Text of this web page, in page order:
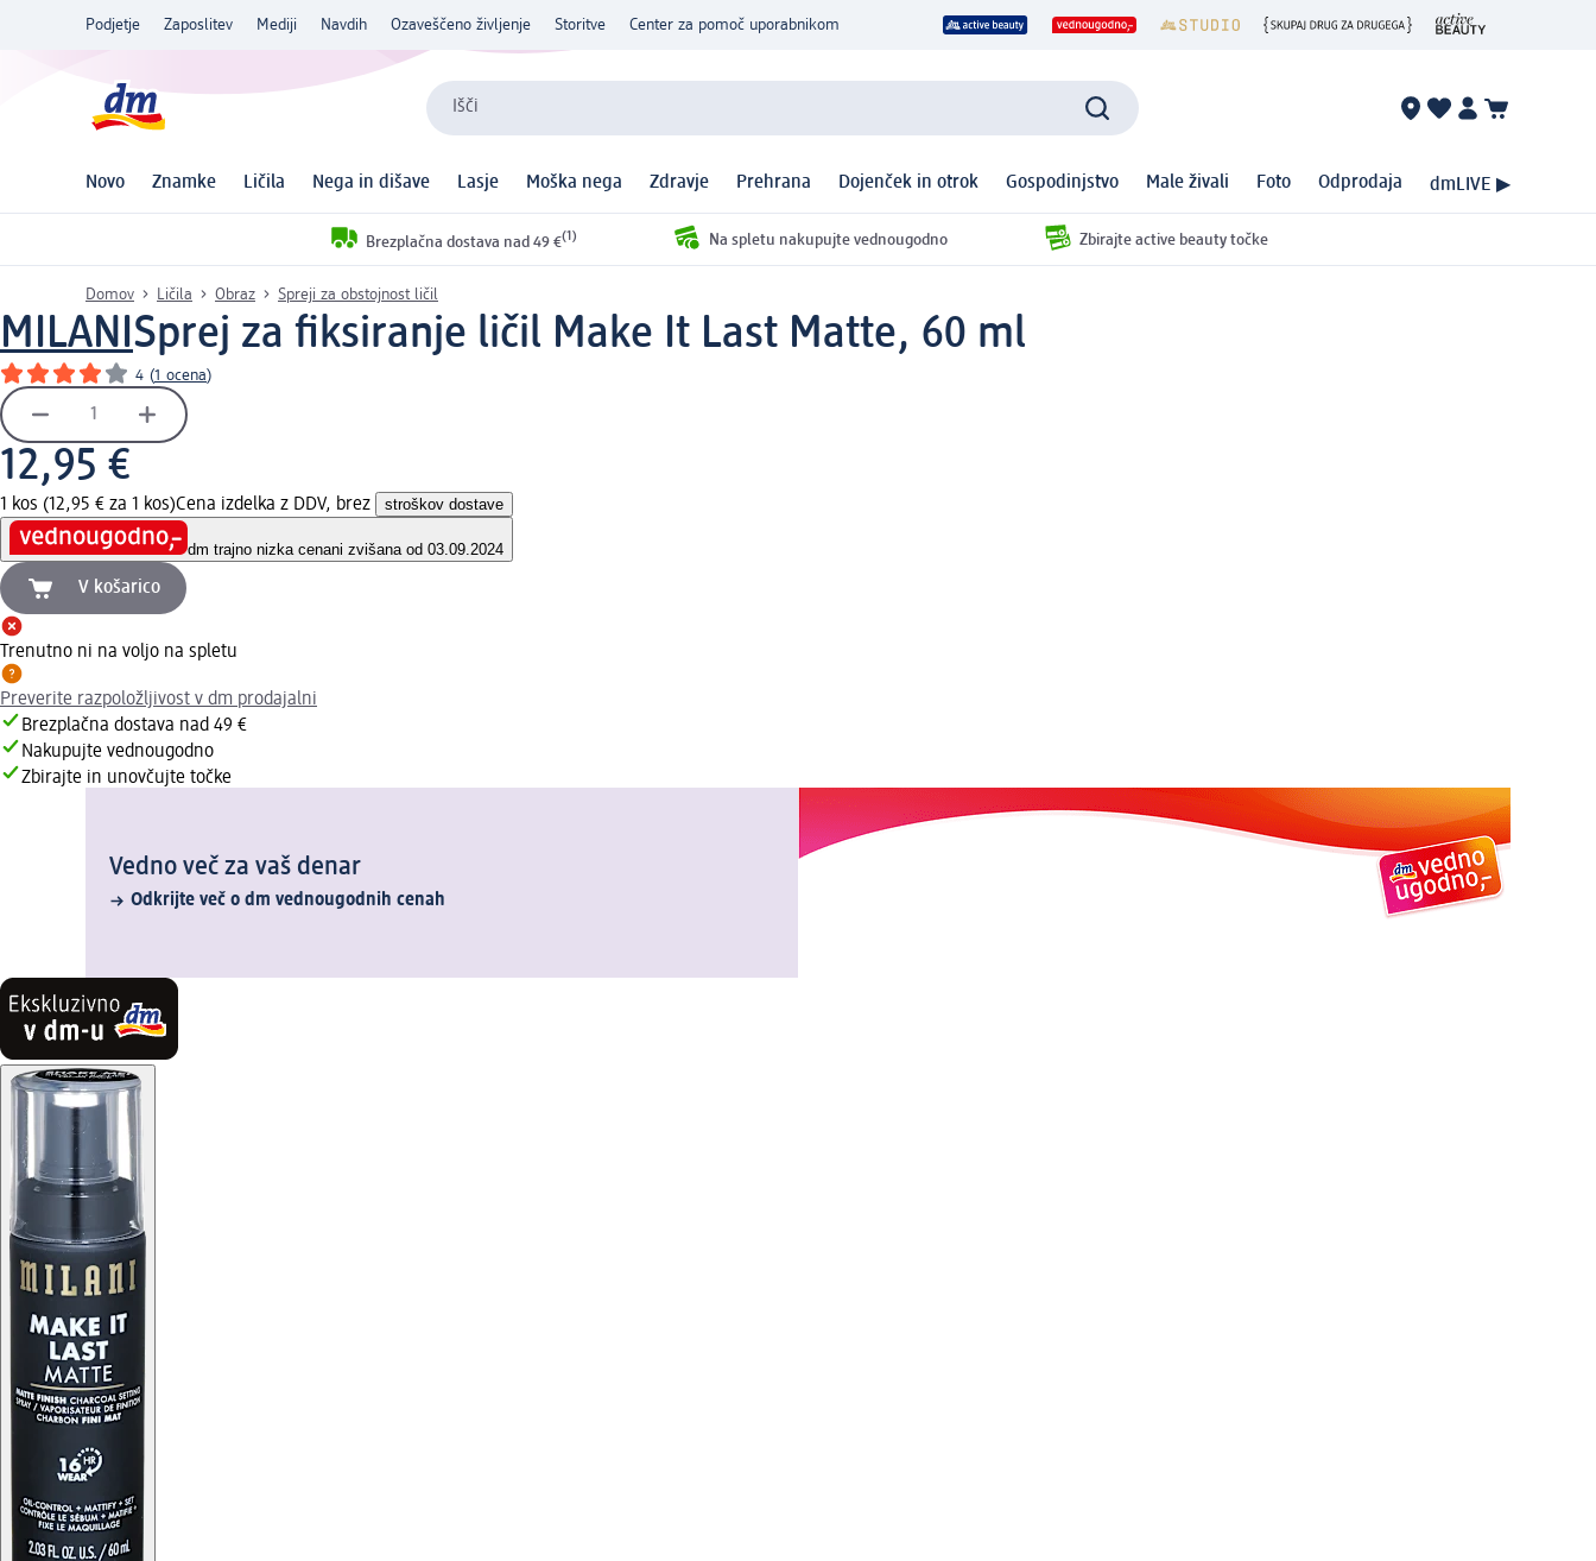
Podjetje Zaposlitev Mediji Navdih Ozaveščeno življenje Storitve Center za pomoč uporabnikom
Išči
Novo Znamke Ličila Nega in dišave Lasje Moška nega Zdravje Prehrana Dojenček in otrok Gospodinjstvo Male živali Foto Odprodaja dmLIVE ▶
Brezplačna dostava nad 49 €(1) Na spletu nakupujte vednougodno Zbirajte active beauty točke
Domov Ličila Obraz Spreji za obstojnost ličil
MILANISprej za fiksiranje ličil Make It Last Matte, 60 ml
4 (1 ocena)
12,95 €
1 kos (12,95 € za 1 kos)Cena izdelka z DDV, brez stroškov dostave
dm trajno nizka cenani zvišana od 03.09.2024
V košarico
Trenutno ni na voljo na spletu
Preverite razpoložljivost v dm prodajalni
Brezplačna dostava nad 49 €
Nakupujte vednougodno
Zbirajte in unovčujte točke
Vedno več za vaš denar
Odkrijte več o dm vednougodnih cenah